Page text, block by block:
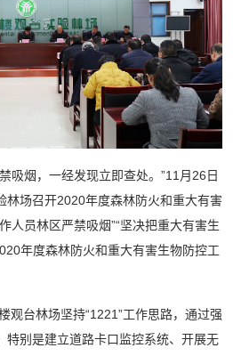
烟，一经发现立即查处。”11月26日
林场召开2020年度森林防火和重大有害
人员林区严禁吸烟”“坚决把重大有害生
年度森林防火和重大有害生物防控工
台林场坚持“1221”工作思路，通过强
特别是建立道路卡口监控系统、开展无